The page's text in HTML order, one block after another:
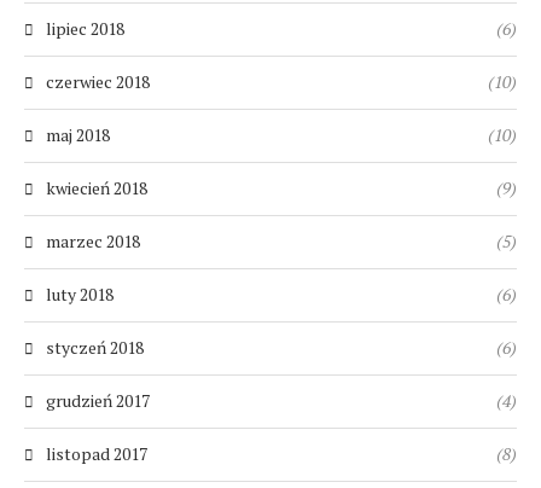
lipiec 2018 (6)
czerwiec 2018 (10)
maj 2018 (10)
kwiecień 2018 (9)
marzec 2018 (5)
luty 2018 (6)
styczeń 2018 (6)
grudzień 2017 (4)
listopad 2017 (8)